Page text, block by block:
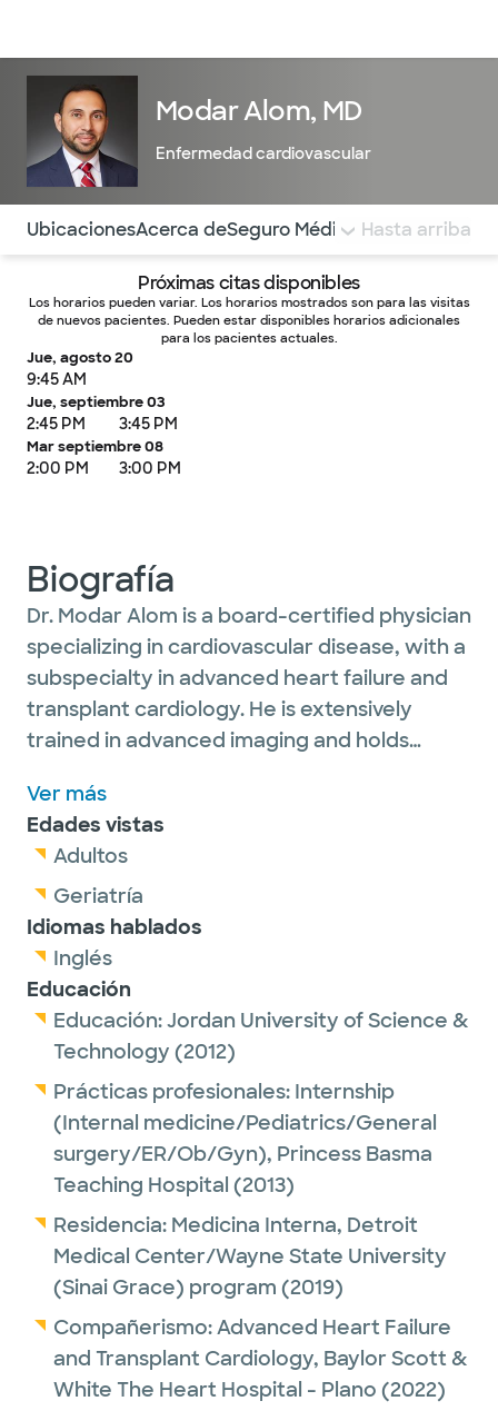
Modar Alom, MD
Enfermedad cardiovascular
Utilice esta navegación para saltar rápidamente a
UbicacionesAcerca deSeguro Médico COMENTARIOS
Hasta arriba
Próximas citas disponibles
Los horarios pueden variar. Los horarios mostrados son para las visitas
de nuevos pacientes. Pueden estar disponibles horarios adicionales
para los pacientes actuales.
Jue, agosto 20
9:45 AM
Jue, septiembre 03
2:45 PM 3:45 PM
Mar septiembre 08
2:00 PM 3:00 PM
Biografía
Dr. Modar Alom is a board-certified physician
specializing in cardiovascular disease, with a
subspecialty in advanced heart failure and
transplant cardiology. He is extensively
trained in advanced imaging and holds
Echocardiography, the Certification Board
of Cardiovascular Computed Tomography as
well as Physician in Vascular Interpretation
certification.
Ver más
Edades vistas
Adultos
Geriatría
Idiomas hablados
Inglés
Educación
Educación:Jordan University of Science &
Technology (2012)
Prácticas profesionales: Internship
(Internal medicine/Pediatrics/General
surgery/ER/Ob/Gyn), Princess Basma
Teaching Hospital (2013)
Residencia: Medicina Interna, Detroit
Medical Center/Wayne State University
(Sinai Grace) program (2019)
Compañerismo:Advanced Heart Failure
and Transplant Cardiology, Baylor Scott &
White The Heart Hospital - Plano (2022)